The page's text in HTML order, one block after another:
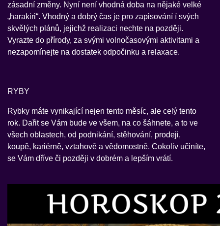
zásadní změny. Nyní není vhodná doba na nějaké velké
„harakiri“. Vhodný a dobrý čas je pro zapisování í svých
skvělých plánů, jejichž realizaci nechte na později.
Vyrazte do přírody, za svými volnočasovými aktivitami a
nezapomínejte na dostatek odpočinku a relaxace.
RYBY
Rybky máte vynikající nejen tento měsíc, ale celý tento
rok. Dařit se Vám bude ve všem, na co šáhnete, a to ve
všech oblastech, od podnikání, stěhování, prodeji,
koupě, kariérně, vztahově a vědomostně. Cokoliv učiníte,
se Vám dříve či později v dobrém a lepším vrátí.